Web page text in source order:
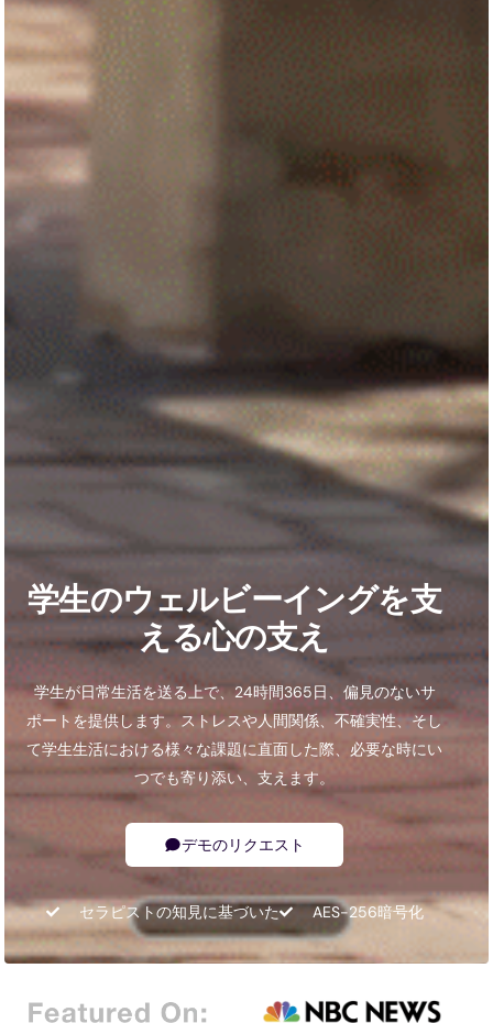
学生のウェルビーイングを支
える心の支え
学生が日常生活を送る上で、24時間365日、偏見のないサ
ポートを提供します。ストレスや人間関係、不確実性、そし
て学生生活における様々な課題に直面した際、必要な時にい
つでも寄り添い、支えます。
デモのリクエスト
セラピストの知見に基づいた AES-256暗号化